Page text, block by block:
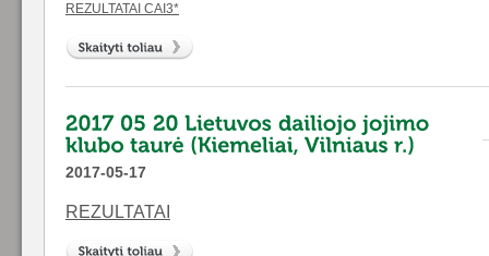
REZULTATAI CAI3*
2017-05-17
REZULTATAI